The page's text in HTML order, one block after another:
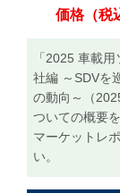
価格（税
「2025 車載
社編 ～SDVを
の動向～（
ついての概要
マーケットレ
い。